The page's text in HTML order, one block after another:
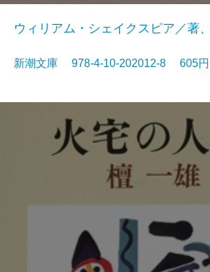
ウィリアム・シェイクスピア／著
新潮文庫 978-4-10-202012-8 605